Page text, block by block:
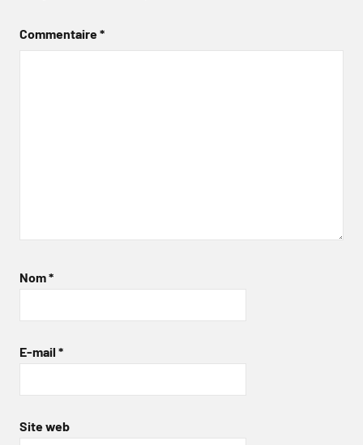
Commentaire*
Nom*
E-mail *
Site web